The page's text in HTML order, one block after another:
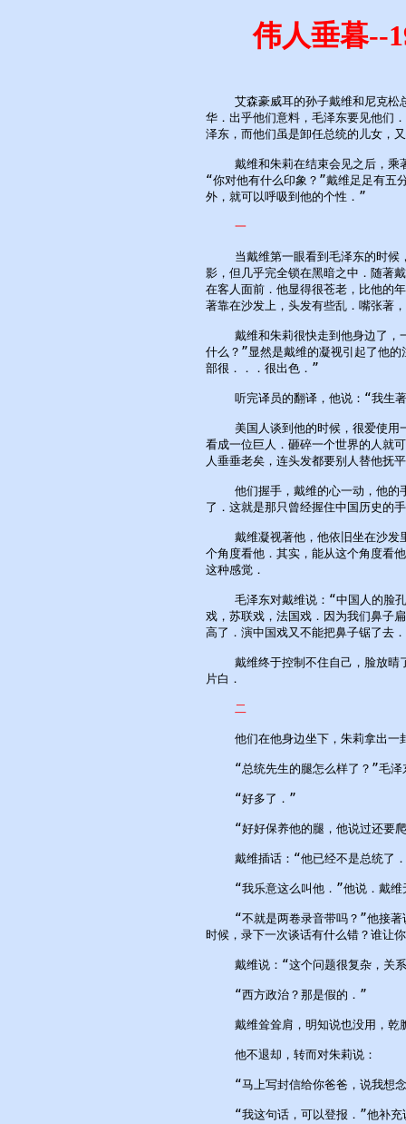
伟人垂暮--
艾森豪威耳的孙子戴维和尼克松
华．出乎他们意料，毛泽东要见他们
泽东，而他们虽是卸任总统的儿女，
戴维和朱莉在结束会见之后，乘
“你对他有什么印象？”戴维足足有五
外，就可以呼吸到他的个性．”
一
当戴维第一眼看到毛泽东的时候
影，但几乎完全锁在黑暗之中．随著
在客人面前．他显得很苍老，比他的
著靠在沙发上，头发有些乱．嘴张著
戴维和朱莉很快走到他身边了，
什么？”显然是戴维的凝视引起了他
部很．．．很出色．”
听完译员的翻译，他说：“我生
美国人谈到他的时候，很爱使用
看成一位巨人．砸碎一个世界的人就
人垂垂老矣，连头发都要别人替他抚
他们握手，戴维的心一动，他的
了．这就是那只曾经握住中国历史的
戴维凝视著他，他依旧坐在沙发
个角度看他．其实，能从这个角度看
这种感觉．
毛泽东对戴维说：“中国人的脸
戏，苏联戏，法国戏．因为我们鼻子
高了．演中国戏又不能把鼻子锯了去
戴维终于控制不住自己，脸放晴
片白．
二
他们在他身边坐下，朱莉拿出一
“总统先生的腿怎么样了？”毛泽
    “好多了．”
“好好保养他的腿，他说过还要
戴维插话：“他已经不是总统了
“我乐意这么叫他．”他说．戴维
“不就是两卷录音带吗？”他接著
时候，录下一次谈话有什么错？谁让
戴维说：“这个问题很复杂，关
    “西方政治？那是假的．”
戴维耸耸肩，明知说也没用，乾
    他不退却，转而对朱莉说：
“马上写封信给你爸爸，说我想
“我这句话，可以登报．”他补充